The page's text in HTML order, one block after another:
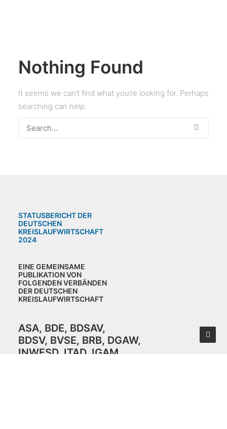
Nothing Found
It seems we can’t find what you’re looking for. Perhaps
searching can help.
STATUSBERICHT DER
DEUTSCHEN
KREISLAUFWIRTSCHAFT
2024
EINE GEMEINSAME
PUBLIKATION VON
FOLGENDEN VERBÄNDEN
DER DEUTSCHEN
KREISLAUFWIRTSCHAFT
ASA, BDE, BDSAV,
BDSV, BVSE, BRB, DGAW,
INWESD, ITAD, IGAM